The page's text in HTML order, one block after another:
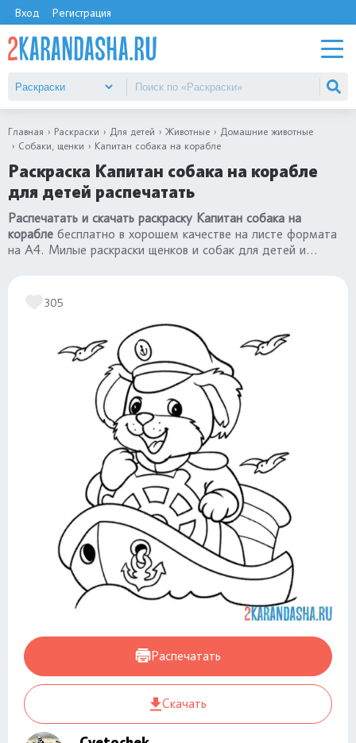
Вход Регистрация
Главная Раскраски Для детей Животные
Домашние животные
Собаки, щенки
Капитан собака на корабле
Раскраска Капитан собака на корабле
для детей распечатать
Распечатать и скачать раскраску Капитан собака на
корабле бесплатно в хорошем качестве на листе формата
на А4. Милые раскраски щенков и собак для детей и
305
Распечатать
Скачать